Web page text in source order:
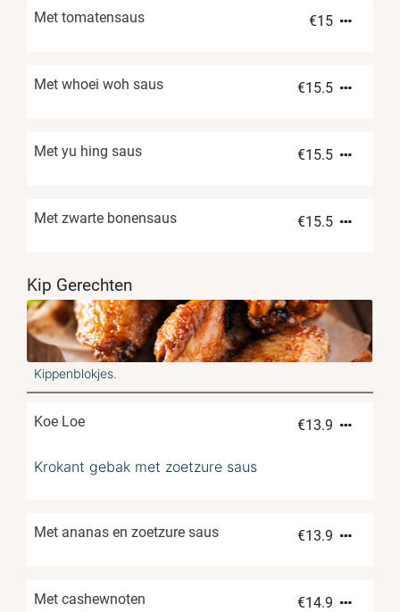
Met tomatensaus €15
Met whoei woh saus €15.5
Met yu hing saus €15.5
Met zwarte bonensaus €15.5
Kip Gerechten
Kippenblokjes.
Koe Loe €13.9
Krokant gebak met zoetzure saus
Met ananas en zoetzure saus €13.9
Met cashewnoten €14.9